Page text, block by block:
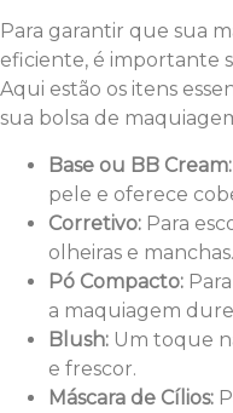
Para garantir que sua
eficiente, é importante
Aqui estão os itens
sua bolsa de
Base ou BB Cream:
pele e oferece
Corretivo: Para
olheiras e manchas.
Pó Compacto:
a maquiagem
Blush: Um toque
e frescor.
Máscara de Cílios: